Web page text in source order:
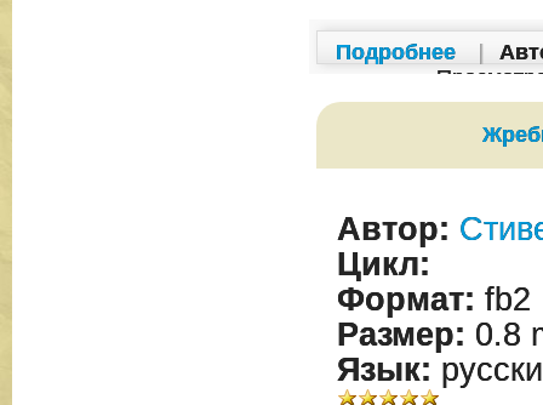
Подробнее
Автор:
Цикл:
Формат: fb2
Размер: 0.8
Язык: